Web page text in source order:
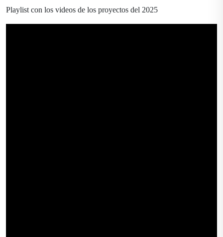
Playlist con los videos de los proyectos del 2025